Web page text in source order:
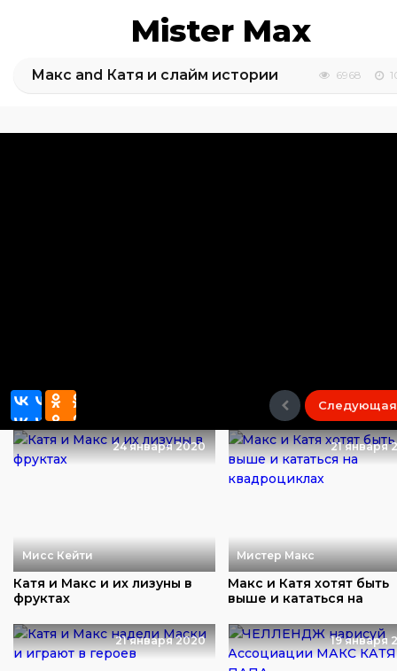
Mister Max
Макс and Катя и слайм истории 6968
Следующая
24 января 2020
Мисс Кейти
Катя и Макс и их лизуны в
фруктах
21 января
Мистер Макс
Макс и Катя хотят быть
выше и кататься на
21 января 2020 19 января